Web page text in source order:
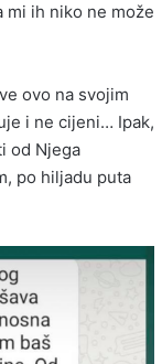
mi ih niko ne može
ovo na svojim
i ne cijeni… Ipak,
od Njega
po hiljadu puta